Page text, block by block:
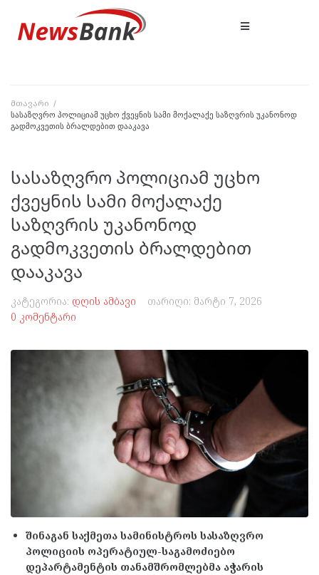
მთავარი /
სასაზღვრო პოლიციამ უცხო ქვეყნის სამი მოქალაქე საზღვრის უკანონოდ
გადმოკვეთის ბრალდებით დააკავა
სასაზღვრო პოლიციამ უცხო
ქვეყნის სამი მოქალაქე
საზღვრის უკანონოდ
გადმოკვეთის ბრალდებით
დააკავა
კატეგორია: დღის ამბავი თარიღი: მარტი 7, 2026
0 კომენტარი
შინაგან საქმეთა სამინისტროს სასაზღვრო
პოლიციის ოპერატიულ-საგამოძიებო
დეპარტამენტის თანამშრომლებმა აჭარის